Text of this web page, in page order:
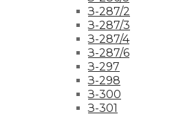
З-287/2
З-287/3
З-287/4
З-287/6
З-297
З-298
З-300
З-301